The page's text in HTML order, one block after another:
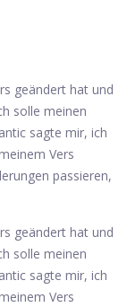
geändert hat und
solle meinen
sagte mir, ich
Vers
passieren,
geändert hat und
solle meinen
sagte mir, ich
Vers